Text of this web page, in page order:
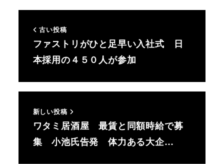
古い投稿
ファストリがひと足早い入社式 日
本採用の４５０人が参加
新しい投稿
ワタミ居酒屋 最賃と同額時給で募
集 小池氏告発 体力ある大企…